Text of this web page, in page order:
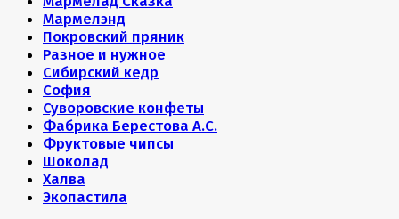
Мармелэнд
Покровский пряник
Разное и нужное
Сибирский кедр
София
Суворовские конфеты
Фабрика Берестова А.С.
Фруктовые чипсы
Шоколад
Халва
Экопастила